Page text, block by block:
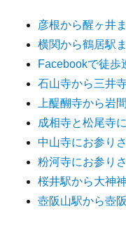
彦根から醒ヶ井
横関から鶴居駅
Facebookで徒歩
石山寺から三井
上醍醐寺から岩
成相寺と松尾寺
中山寺にお参り
粉河寺にお参り
桜井駅から大神
壺阪山駅から壺